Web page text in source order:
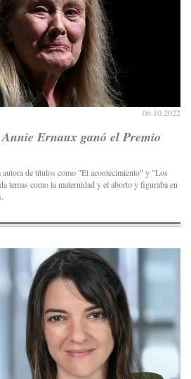
06.10.2022
Ernaux ganó el Premio
autora de títulos como "El acontecimiento" y "Los
temas como la maternidad y el aborto y figuraba en